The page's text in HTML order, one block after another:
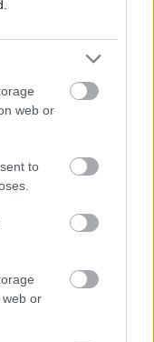
web or
to
web or
összefoglaló
az elsők